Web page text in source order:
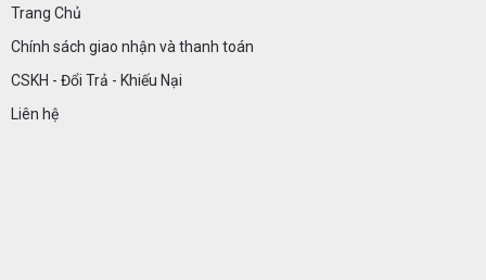
Trang Chủ
Chính sách giao nhận và thanh toán
CSKH - Đổi Trả - Khiếu Nại
Liên hệ